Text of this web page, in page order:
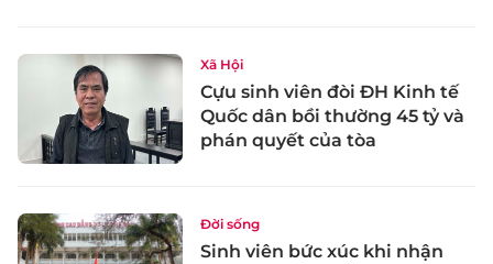
Xã Hội
Cựu sinh viên đòi ĐH Kinh tế
Quốc dân bồi thường 45 tỷ và
phán quyết của tòa
Đời sống
Sinh viên bức xúc khi nhận